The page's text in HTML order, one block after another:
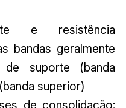
e resistência
bandas geralmente
suporte (banda
superior)
de consolidação: